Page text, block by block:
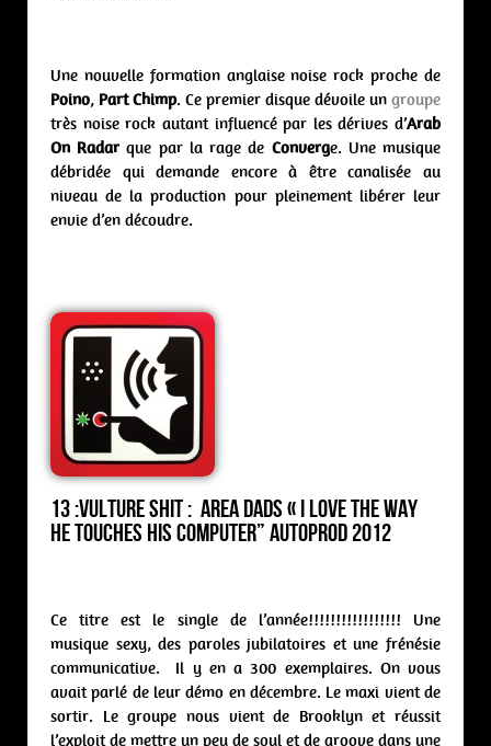
Une nouvelle formation anglaise noise rock proche de
Poino, Part Chimp. Ce premier disque dévoile un groupe
très noise rock autant influencé par les dérives d’Arab
On Radarque par la rage de Converge. Une musique
débridée qui demande encore à être canalisée au
niveau de la production pour pleinement libérer leur
envie d’en découdre.
13 :Vulture Shit : area dads « I Love The Way
He Touches His Computer” Autoprod 2012
Ce titre est le single de l’année!!!!!!!!!!!!!!!!! Une
musique sexy, des paroles jubilatoires et une frénésie
communicative. Il y en a 300 exemplaires. On vous
avait parlé de leur démo en décembre. Le maxi vient de
sortir. Le groupe nous vient de Brooklyn et réussit
l’exploit de mettre un peu de soul et de groove dans une